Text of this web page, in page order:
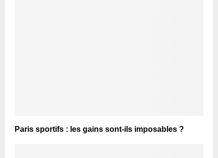
Paris sportifs : les gains sont-ils imposables ?